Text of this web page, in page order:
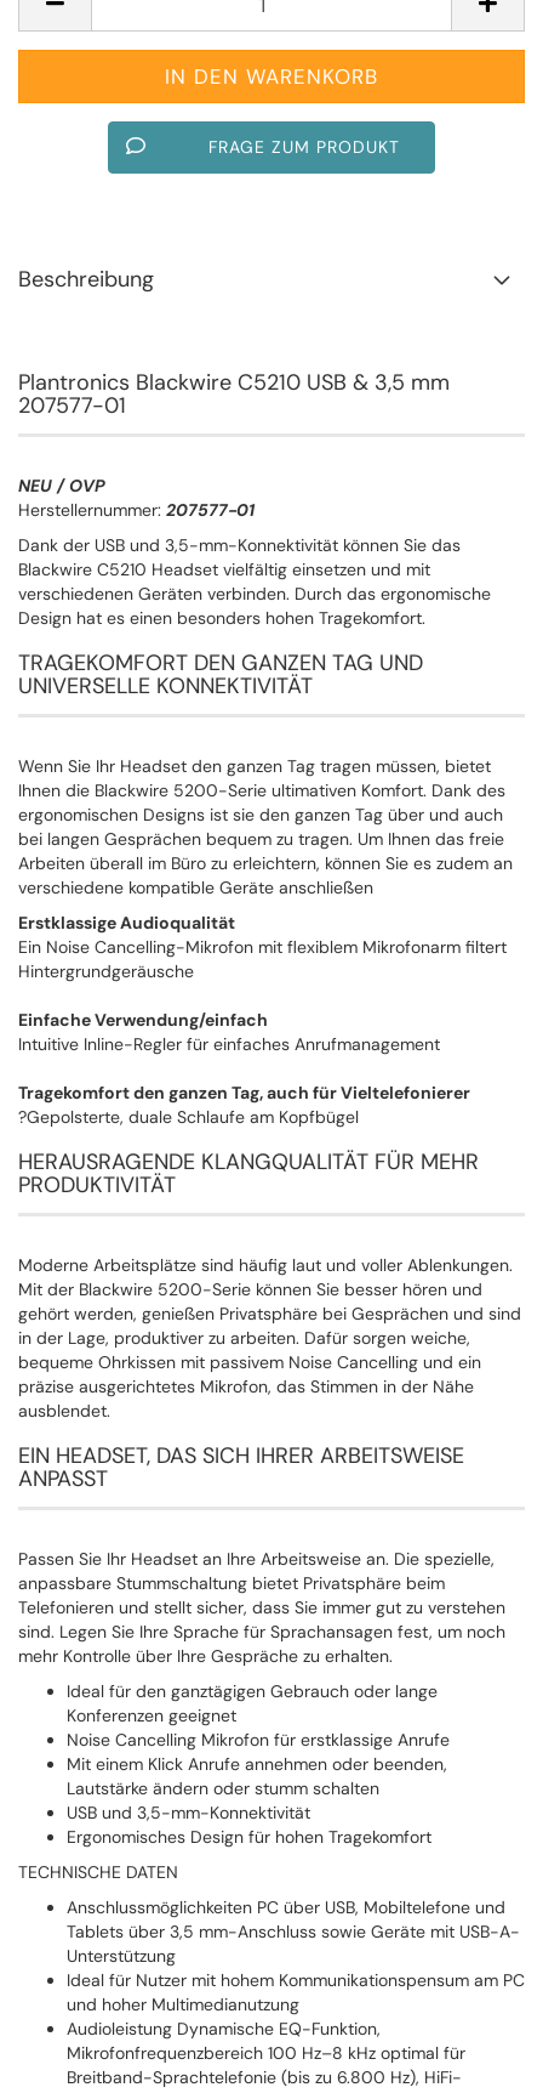
FRAGE ZUM PRODUKT
Beschreibung
Plantronics Blackwire C5210 USB & 3,5 mm
207577-01
NEU / OVP
Herstellernummer: 207577-01
Dank der USB und 3,5-mm-Konnektivität können Sie das
Blackwire C5210 Headset vielfältig einsetzen und mit
verschiedenen Geräten verbinden. Durch das ergonomische
Design hat es einen besonders hohen Tragekomfort.
TRAGEKOMFORT DEN GANZEN TAG UND
UNIVERSELLE KONNEKTIVITÄT
Wenn Sie Ihr Headset den ganzen Tag tragen müssen, bietet
Ihnen die Blackwire 5200-Serie ultimativen Komfort. Dank des
ergonomischen Designs ist sie den ganzen Tag über und auch
bei langen Gesprächen bequem zu tragen. Um Ihnen das freie
Arbeiten überall im Büro zu erleichtern, können Sie es zudem an
verschiedene kompatible Geräte anschließen
Erstklassige Audioqualität
Ein Noise Cancelling-Mikrofon mit flexiblem Mikrofonarm filtert
Hintergrundgeräusche
Einfache Verwendung/einfach
Intuitive Inline-Regler für einfaches Anrufmanagement
Tragekomfort den ganzen Tag, auch für Vieltelefonierer
?Gepolsterte, duale Schlaufe am Kopfbügel
HERAUSRAGENDE KLANGQUALITÄT FÜR MEHR
PRODUKTIVITÄT
Moderne Arbeitsplätze sind häufig laut und voller Ablenkungen.
Mit der Blackwire 5200-Serie können Sie besser hören und
gehört werden, genießen Privatsphäre bei Gesprächen und sind
in der Lage, produktiver zu arbeiten. Dafür sorgen weiche,
bequeme Ohrkissen mit passivem Noise Cancelling und ein
präzise ausgerichtetes Mikrofon, das Stimmen in der Nähe
ausblendet.
EIN HEADSET, DAS SICH IHRER ARBEITSWEISE
ANPASST
Passen Sie Ihr Headset an Ihre Arbeitsweise an. Die spezielle,
anpassbare Stummschaltung bietet Privatsphäre beim
Telefonieren und stellt sicher, dass Sie immer gut zu verstehen
sind. Legen Sie Ihre Sprache für Sprachansagen fest, um noch
mehr Kontrolle über Ihre Gespräche zu erhalten.
Ideal für den ganztägigen Gebrauch oder lange
Konferenzen geeignet
Noise Cancelling Mikrofon für erstklassige Anrufe
Mit einem Klick Anrufe annehmen oder beenden,
Lautstärke ändern oder stumm schalten
USB und 3,5-mm-Konnektivität
Ergonomisches Design für hohen Tragekomfort
TECHNISCHE DATEN
Anschlussmöglichkeiten PC über USB, Mobiltelefone und
Tablets über 3,5 mm-Anschluss sowie Geräte mit USB-A-
Unterstützung
Ideal für Nutzer mit hohem Kommunikationspensum am PC
und hoher Multimedianutzung
Audioleistung Dynamische EQ-Funktion,
Mikrofonfrequenzbereich 100 Hz–8 kHz optimal für
Breitband-Sprachtelefonie (bis zu 6.800 Hz), HiFi-